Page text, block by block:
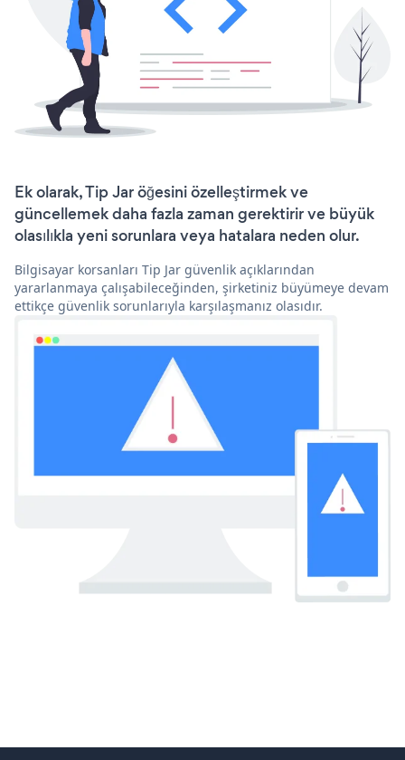
Ek olarak, Tip Jar öğesini özelleştirmek ve
güncellemek daha fazla zaman gerektirir ve büyük
olasılıkla yeni sorunlara veya hatalara neden olur.
Bilgisayar korsanları Tip Jar güvenlik açıklarından
yararlanmaya çalışabileceğinden, şirketiniz büyümeye devam
ettikçe güvenlik sorunlarıyla karşılaşmanız olasıdır.